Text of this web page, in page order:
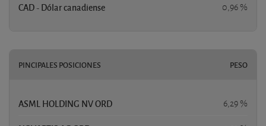
CAD - Dólar canadiense 0,96 %
PINCIPALES POSICIONES PESO
ASML HOLDING NV ORD 6,29 %